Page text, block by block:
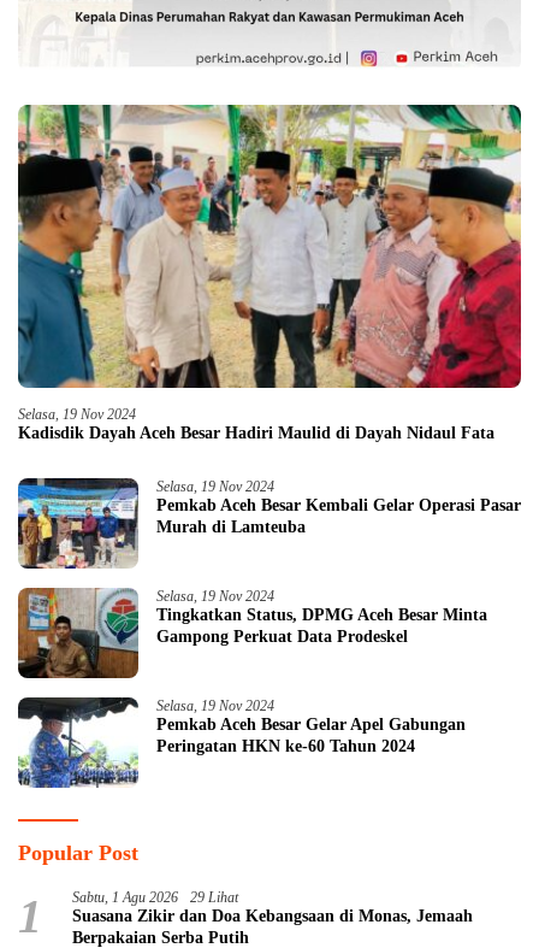
Selasa, 19 Nov 2024
Kadisdik Dayah Aceh Besar Hadiri Maulid di Dayah Nidaul Fata
Selasa, 19 Nov 2024
Pemkab Aceh Besar Kembali Gelar Operasi Pasar
Murah di Lamteuba
Selasa, 19 Nov 2024
Tingkatkan Status, DPMG Aceh Besar Minta
Gampong Perkuat Data Prodeskel
Selasa, 19 Nov 2024
Pemkab Aceh Besar Gelar Apel Gabungan
Peringatan HKN ke-60 Tahun 2024
Popular Post
1 Sabtu, 1 Agu 2026 29 Lihat
Suasana Zikir dan Doa Kebangsaan di Monas, Jemaah
Berpakaian Serba Putih